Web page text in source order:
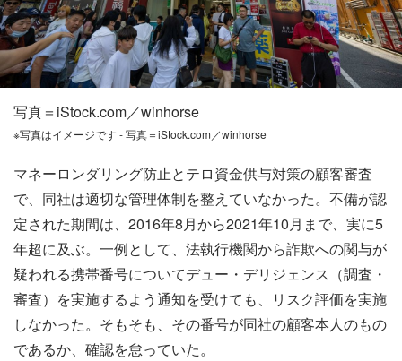
写真＝iStock.com／winhorse
※写真はイメージです - 写真＝iStock.com／winhorse
マネーロンダリング防止とテロ資金供与対策の顧客審査
で、同社は適切な管理体制を整えていなかった。不備が認
定された期間は、2016年8月から2021年10月まで、実に5
年超に及ぶ。一例として、法執行機関から詐欺への関与が
疑われる携帯番号についてデュー・デリジェンス（調査・
審査）を実施するよう通知を受けても、リスク評価を実施
しなかった。そもそも、その番号が同社の顧客本人のもの
であるか、確認を怠っていた。